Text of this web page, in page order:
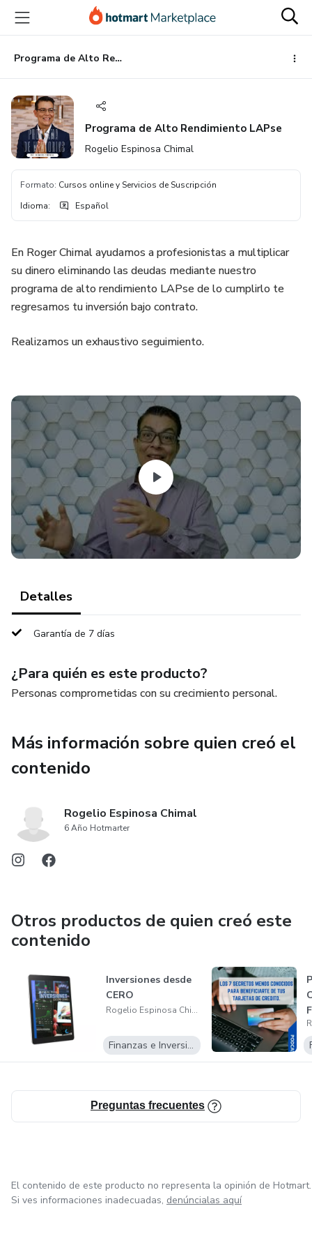
principal
página
de
página
Programa de Alto Rendimiento LAPse
Programa de Alto Rendimiento LAPse
Rogelio Espinosa Chimal
Formato: Cursos online y Servicios de Suscripción
Idioma: Español
En Roger Chimal ayudamos a profesionistas a multiplicar
su dinero eliminando las deudas mediante nuestro
programa de alto rendimiento LAPse de lo cumplirlo te
regresamos tu inversión bajo contrato.
Realizamos un exhaustivo seguimiento.
Detalles
Garantía de 7 días
¿Para quién es este producto?
Personas comprometidas con su crecimiento personal.
Más información sobre quien creó el
contenido
Rogelio Espinosa Chimal
6 Año Hotmarter
Otros productos de quien creó este
contenido
Inversiones desde
CERO
Rogelio Espinosa Chimal
Finanzas e Inversiones
Preguntas frecuentes
El contenido de este producto no representa la opinión de Hotmart.
Si ves informaciones inadecuadas, denúncialas aquí